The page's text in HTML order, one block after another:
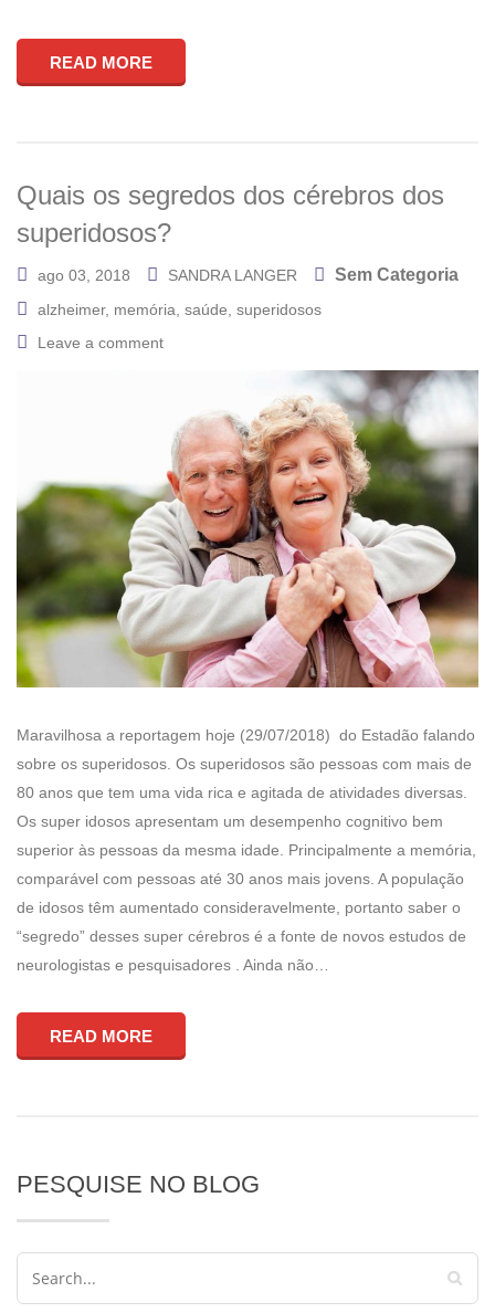
READ MORE
Quais os segredos dos cérebros dos
superidosos?
ago 03, 2018 SANDRA LANGER Sem Categoria
alzheimer, memória, saúde, superidosos
Leave a comment
Maravilhosa a reportagem hoje (29/07/2018) do Estadão falando
sobre os superidosos. Os superidosos são pessoas com mais de
80 anos que tem uma vida rica e agitada de atividades diversas.
Os super idosos apresentam um desempenho cognitivo bem
superior às pessoas da mesma idade. Principalmente a memória,
comparável com pessoas até 30 anos mais jovens. A população
de idosos têm aumentado consideravelmente, portanto saber o
“segredo” desses super cérebros é a fonte de novos estudos de
neurologistas e pesquisadores . Ainda não…
READ MORE
PESQUISE NO BLOG